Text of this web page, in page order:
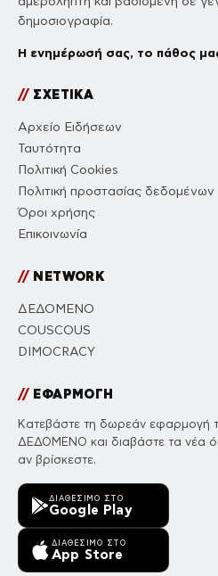
δημοσιογραφία.
Η ενημέρωσή σας, το πάθος
//ΣΧΕΤΙΚΑ
Αρχείο Ειδήσεων
Ταυτότητα
Πολιτική Cookies
Πολιτική προστασίας δεδομένων
Όροι χρήσης
Επικοινωνία
//NETWORK
ΔΕΔΟΜΕΝΟ
COUSCOUS
DIMOCRACY
//ΕΦΑΡΜΟΓΗ
Κατεβάστε τη δωρεάν εφαρμογή
ΔΕΔΟΜΕΝΟ και διαβάστε τα νέα
αν βρίσκεστε.
ΔΙΑΘΈΣΙΜΟ ΣΤΟ
Google Play
ΔΙΑΘΈΣΙΜΟ ΣΤΟ
App Store